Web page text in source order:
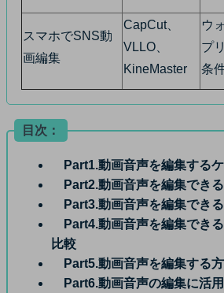
スマホでSNS動
画編集
CapCut、
VLLO、
KineMaster
ウ
プ
条
目次：
Part1.動画音声を編集する
Part2.動画音声を編集でき
Part3.動画音声を編集でき
Part4.動画音声を編集でき
比較
Part5.動画音声を編集する方
Part6.動画音声の編集に活